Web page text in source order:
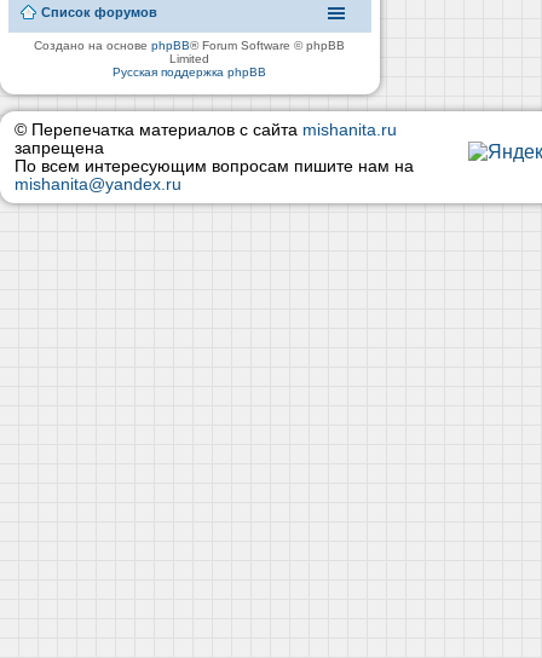
Список форумов
Создано на основеphpBB® Forum Software © phpBB
Limited
Русская поддержка phpBB
© Перепечатка материалов с сайта mishanita.ru
запрещена
По всем интересующим вопросам пишите нам на
mishanita@yandex.ru